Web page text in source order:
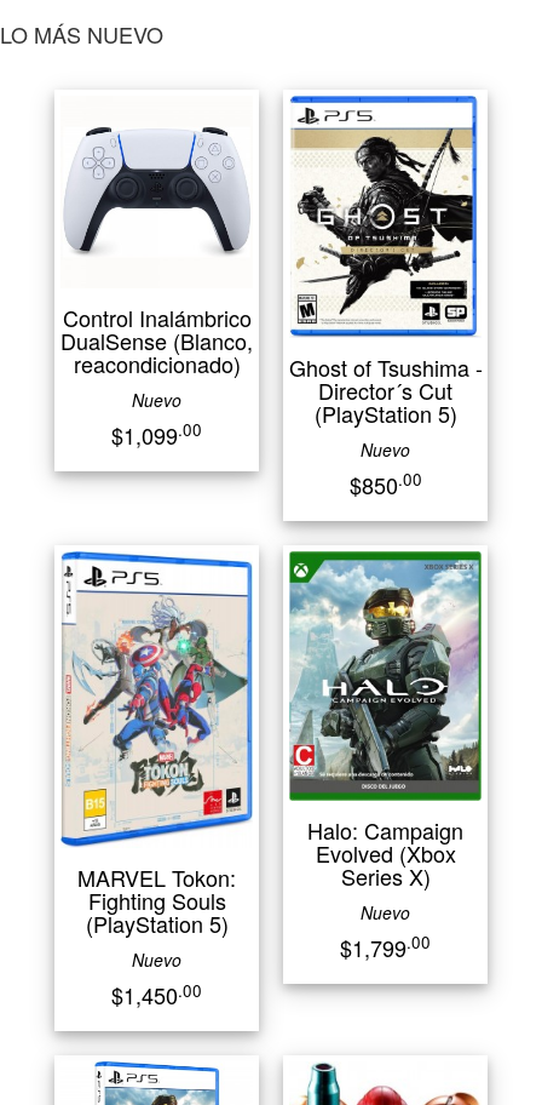
LO MÁS NUEVO
Control Inalámbrico
DualSense (Blanco,
reacondicionado)
Nuevo
$1,099.00
Ghost of Tsushima -
Director´s Cut
(PlayStation 5)
Nuevo
$850.00
MARVEL Tokon:
Fighting Souls
(PlayStation 5)
Nuevo
$1,450.00
Halo: Campaign
Evolved (Xbox
Series X)
Nuevo
$1,799.00